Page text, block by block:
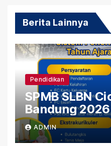
Berita Lainnya
Pendidikan
SPMB SLBN
Bandung 2026
ADMIN